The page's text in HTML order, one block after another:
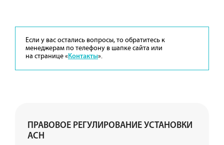
Если у вас остались вопросы, то обратитесь к
менеджерам по телефону в шапке сайта или
на странице «Контакты».
ПРАВОВОЕ РЕГУЛИРОВАНИЕ УСТАНОВКИ
АСН